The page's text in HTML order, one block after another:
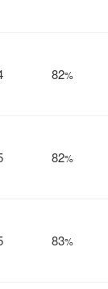
82%
82%
83%